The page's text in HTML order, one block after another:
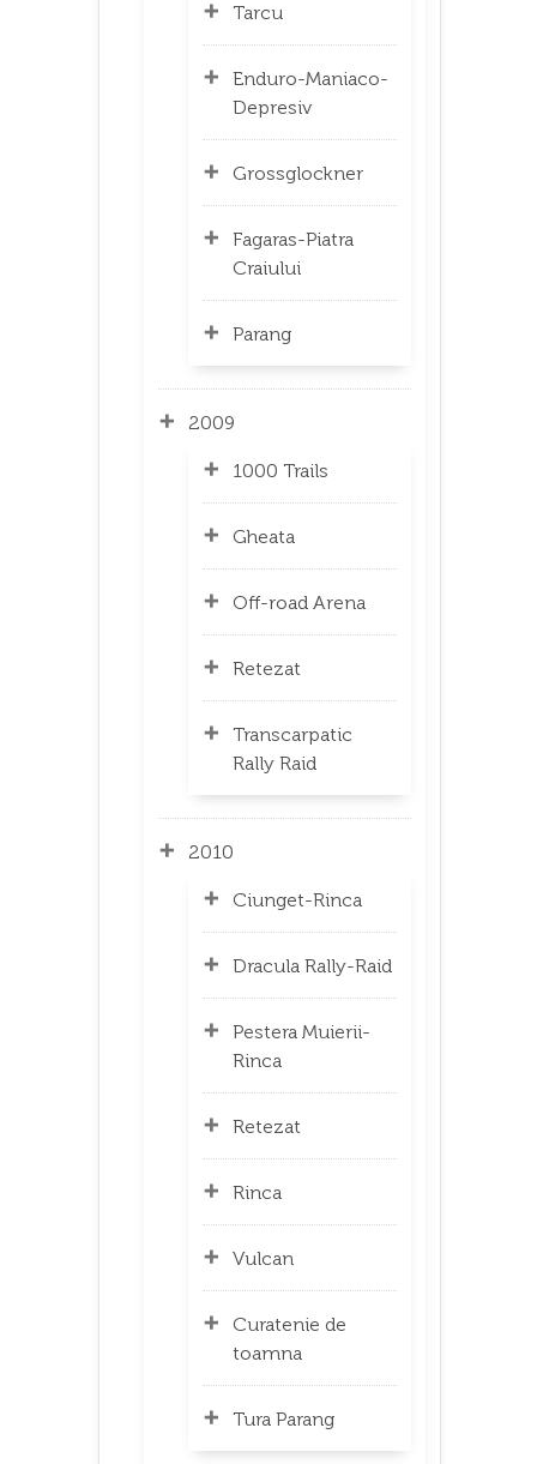
Tarcu
Enduro-Maniaco-
Depresiv
Grossglockner
Fagaras-Piatra
Craiului
Parang
2009
1000 Trails
Gheata
Off-road Arena
Retezat
Transcarpatic
Rally Raid
2010
Ciunget-Rinca
Dracula Rally-Raid
Pestera Muierii-
Rinca
Retezat
Rinca
Vulcan
Curatenie de
toamna
Tura Parang